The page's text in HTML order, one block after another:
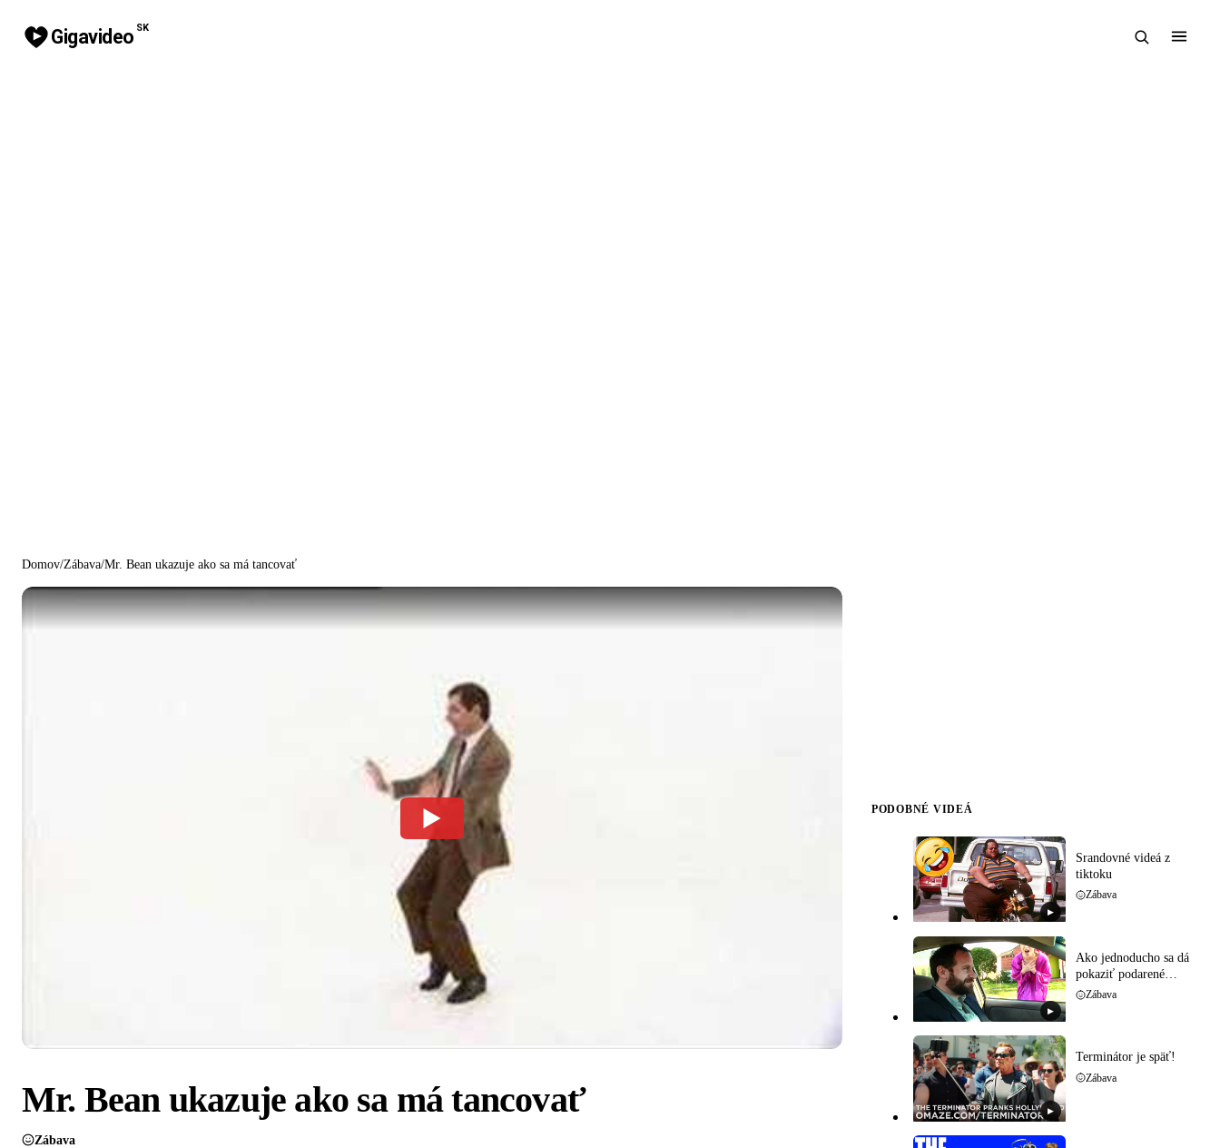
Gigavideo SK
Domov/Zábava/Mr. Bean ukazuje ako sa má tancovať
Mr. Bean ukazuje ako sa má tancovať
Zábava
PODOBNÉ VIDEÁ
▶
Srandovné videá z
tiktoku
Zábava
▶
Ako jednoducho sa dá
pokaziť podarené
rande
Zábava
▶
Terminátor je späť!
Zábava